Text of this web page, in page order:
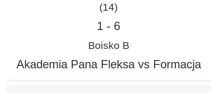
(14)
1 - 6
Boisko B
Akademia Pana Fleksa vs Formacja